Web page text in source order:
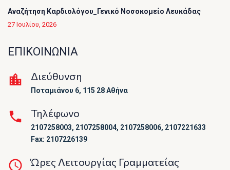
Αναζήτηση Καρδιολόγου_Γενικό Νοσοκομείο Λευκάδας
27 Ιουλίου, 2026
ΕΠΙΚΟΙΝΩΝΙΑ
Διεύθυνση
Ποταμιάνου 6, 115 28 Αθήνα
Τηλέφωνο
2107258003, 2107258004, 2107258006, 2107221633
Fax: 2107226139
Ώρες Λειτουργίας Γραμματείας